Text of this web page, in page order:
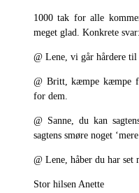
1000 tak for alle
meget glad. Konkrete svar:
@ Lene, vi går hårdere til
@ Britt, kæmpe kæmpe
for dem.
@ Sanne, du kan
sagtens smøre noget
@ Lene, håber du har set
Stor hilsen Anette